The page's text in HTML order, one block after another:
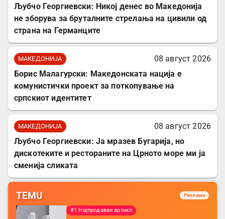
Љубчо Георгиевски: Никој денес во Македонија
не зборува за бруталните стрелања на цивили од
страна на Германците
МАКЕДОНИЈА
08 август 2026
Борис Малагурски: Македонската нација е
комунистички проект за поткопување на
српскиот идентитет
МАКЕДОНИЈА
08 август 2026
Љубчо Георгиевски: Ја мразев Бугарија, но
дискотеките и рестораните на Црното море ми ја
сменија сликата
TEMU Реклама
#1 Најпродаван артикл